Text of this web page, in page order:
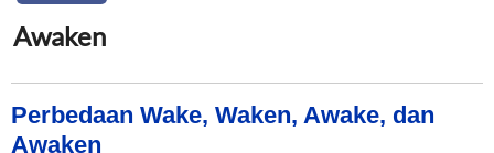
Awaken
Perbedaan Wake, Waken, Awake, dan
Awaken